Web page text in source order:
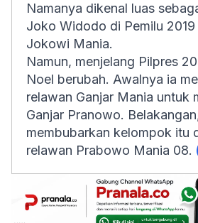
Namanya dikenal luas
Joko Widodo di Pemilu 2019
Jokowi Mania.
Namun, menjelang Pilpres
Noel berubah. Awalnya ia
relawan Ganjar Mania untuk
Ganjar Pranowo.
membubarkan kelompok itu
relawan Prabowo Mania 08.